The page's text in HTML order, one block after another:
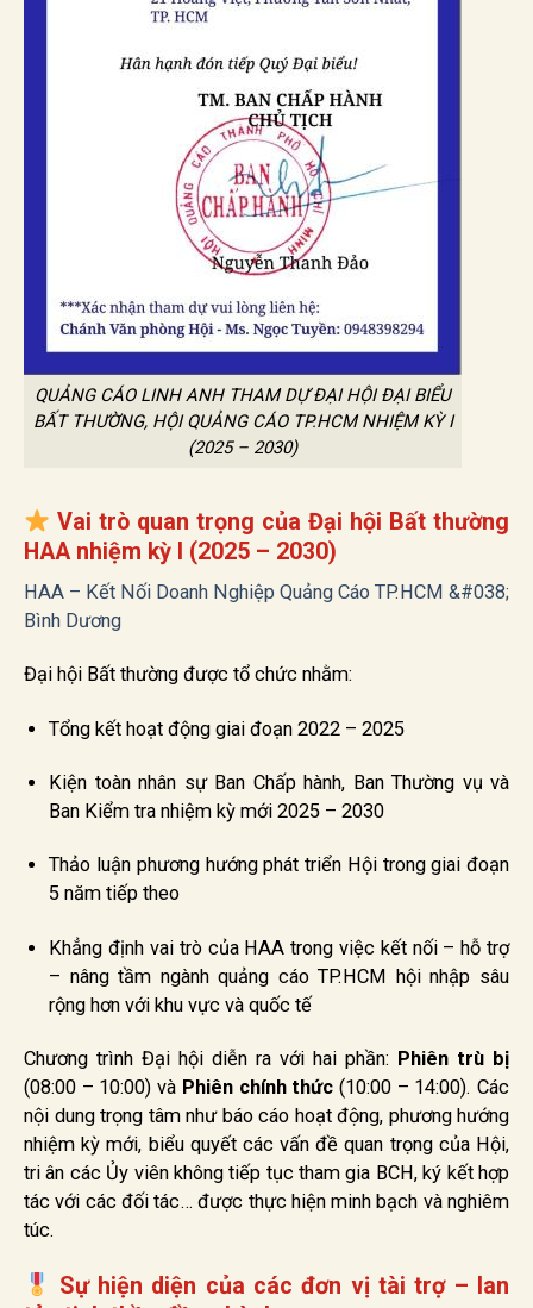
QUẢNG CÁO LINH ANH THAM DỰ ĐẠI HỘI ĐẠI BIỂU
BẤT THƯỜNG, HỘI QUẢNG CÁO TP.HCM NHIỆM KỲ I
(2025 – 2030)
Vai trò quan trọng của Đại hội Bất thường
HAA nhiệm kỳ I (2025 – 2030)
HAA – Kết Nối Doanh Nghiệp Quảng Cáo TP.HCM &#038;
Bình Dương
Đại hội Bất thường được tổ chức nhằm:
Tổng kết hoạt động giai đoạn 2022 – 2025
Kiện toàn nhân sự Ban Chấp hành, Ban Thường vụ và
Ban Kiểm tra nhiệm kỳ mới 2025 – 2030
Thảo luận phương hướng phát triển Hội trong giai đoạn
5 năm tiếp theo
Khẳng định vai trò của HAA trong việc kết nối – hỗ trợ
– nâng tầm ngành quảng cáo TP.HCM hội nhập sâu
rộng hơn với khu vực và quốc tế
Chương trình Đại hội diễn ra với hai phần: Phiên trù bị
(08:00 – 10:00) và Phiên chính thức (10:00 – 14:00). Các
nội dung trọng tâm như báo cáo hoạt động, phương hướng
nhiệm kỳ mới, biểu quyết các vấn đề quan trọng của Hội,
tri ân các Ủy viên không tiếp tục tham gia BCH, ký kết hợp
tác với các đối tác… được thực hiện minh bạch và nghiêm
túc.
Sự hiện diện của các đơn vị tài trợ – lan